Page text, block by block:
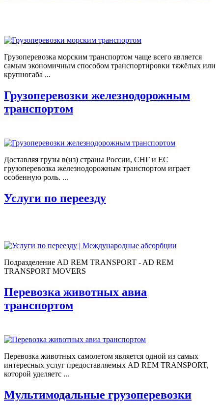
Грузоперевозка морским транспортом чаще всего является
самым экономичным способом транспортировки тяжёлых или
крупногаба ...
Грузоперевозки железнодорожным
транспортом
Доставляя грузы в(из) страны России, СНГ и ЕС
грузоперевозка железнодорожным транспортом играет
особенную роль. ...
Услуги по переезду
Подразделение AD REM TRANSPORT - AD REM
TRANSPORT MOVERS
Перевозка животных авиа
транспортом
Перевозка животных самолетом является одной из самых
интересных услуг предоставляемых AD REM TRANSPORT,
которой уделяетс ...
Мультимодальные грузоперевозки